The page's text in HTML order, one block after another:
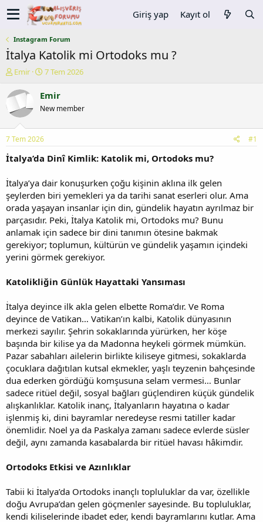
Giriş yap Kayıt ol
Instagram Forum
İtalya Katolik mi Ortodoks mu ?
K
n
u
y
b
a
ş
t
a
n
Emir
B
ş
a
r
i
h
i
7 Tem 2026
Emir
New member
7 Tem 2026 #1
İtalya’da Dinî Kimlik: Katolik mi, Ortodoks mu?
İtalya’ya dair konuşurken çoğu kişinin aklına ilk gelen
şeylerden biri yemekleri ya da tarihi sanat eserleri olur. Ama
orada yaşayan insanlar için din, gündelik hayatın ayrılmaz bir
parçasıdır. Peki, İtalya Katolik mi, Ortodoks mu? Bunu
anlamak için sadece bir dini tanımın ötesine bakmak
gerekiyor; toplumun, kültürün ve gündelik yaşamın içindeki
yerini görmek gerekiyor.
Katolikliğin Günlük Hayattaki Yansıması
İtalya deyince ilk akla gelen elbette Roma’dır. Ve Roma
deyince de Vatikan… Vatikan’ın kalbi, Katolik dünyasının
merkezi sayılır. Şehrin sokaklarında yürürken, her köşe
başında bir kilise ya da Madonna heykeli görmek mümkün.
Pazar sabahları ailelerin birlikte kiliseye gitmesi, sokaklarda
çocuklara dağıtılan kutsal ekmekler, yaşlı teyzenin bahçesinde
dua ederken gördüğü komşusuna selam vermesi… Bunlar
sadece ritüel değil, sosyal bağları güçlendiren küçük gündelik
alışkanlıklar. Katolik inanç, İtalyanların hayatına o kadar
işlenmiş ki, dini bayramlar neredeyse resmi tatiller kadar
önemlidir. Noel ya da Paskalya zamanı sadece evlerde süsler
değil, aynı zamanda kasabalarda bir ritüel havası hâkimdir.
Ortodoks Etkisi ve Azınlıklar
Tabii ki İtalya’da Ortodoks inançlı topluluklar da var, özellikle
doğu Avrupa’dan gelen göçmenler sayesinde. Bu topluluklar,
kendi kiliselerinde ibadet eder, kendi bayramlarını kutlar. Ama